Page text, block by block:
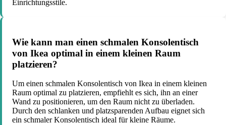
Einrichtungsstile.
Wie kann man einen schmalen Konsolentisch
von Ikea optimal in einem kleinen Raum
platzieren?
Um einen schmalen Konsolentisch von Ikea in einem kleinen
Raum optimal zu platzieren, empfiehlt es sich, ihn an einer
Wand zu positionieren, um den Raum nicht zu überladen.
Durch den schlanken und platzsparenden Aufbau eignet sich
ein schmaler Konsolentisch ideal für kleine Räume.